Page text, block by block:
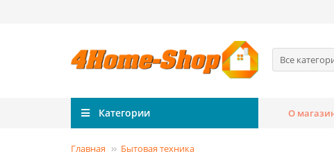
Все
Категории О
Главная Бытовая техника